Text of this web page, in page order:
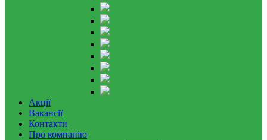
Акції
Вакансії
Контакти
Про компанію